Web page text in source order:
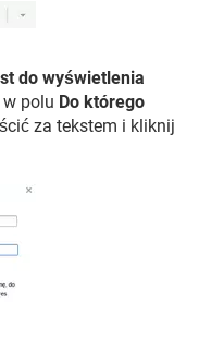
do wyświetlenia
polu Do którego
za tekstem i kliknij